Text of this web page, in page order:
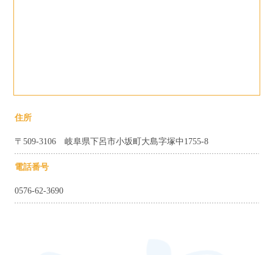
住所
〒509-3106 岐阜県下呂市小坂町大島字塚中1755-8
電話番号
0576-62-3690